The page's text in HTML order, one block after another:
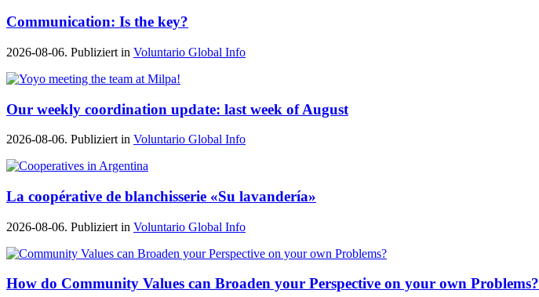
Communication: Is the key?
2026-08-06. Publiziert in Voluntario Global Info
Our weekly coordination update: last week of August
2026-08-06. Publiziert in Voluntario Global Info
La coopérative de blanchisserie «Su lavandería»
2026-08-06. Publiziert in Voluntario Global Info
How do Community Values can Broaden your Perspective on your own Problems?